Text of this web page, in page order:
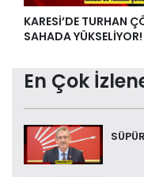
KARESİ’DE TURHAN
SAHADA YÜKSELİYOR!
En Çok